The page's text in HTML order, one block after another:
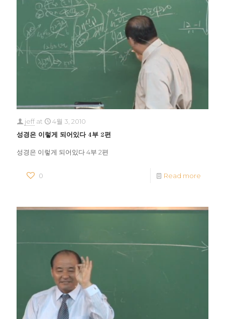
jeff at 4월 3, 2010
성경은 이렇게 되어있다 4부 2편
성경은 이렇게 되어있다 4부 2편
0 Read more